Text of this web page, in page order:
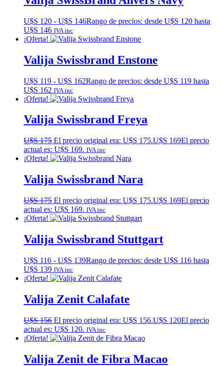
U$S 120 - U$S 146Rango de precios: desde U$S 120 hasta
U$S 146 IVA inc
¡Oferta!
Valija Swissbrand Enstone
U$S 119 - U$S 162Rango de precios: desde U$S 119 hasta
U$S 162 IVA inc
¡Oferta!
Valija Swissbrand Freya
U$S175 El precio original era: U$S 175.U$S 169El precio
actual es: U$S 169. IVA inc
¡Oferta!
Valija Swissbrand Nara
U$S175 El precio original era: U$S 175.U$S 169El precio
actual es: U$S 169. IVA inc
¡Oferta!
Valija Swissbrand Stuttgart
U$S 116 - U$S 139Rango de precios: desde U$S 116 hasta
U$S 139 IVA inc
¡Oferta!
Valija Zenit Calafate
U$S156 El precio original era: U$S 156.U$S 120El precio
actual es: U$S 120. IVA inc
¡Oferta!
Valija Zenit de Fibra Macao